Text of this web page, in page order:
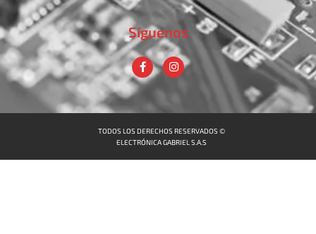
Síguenos
TODOS LOS DERECHOS RESERVADOS ©
ELECTRÓNICA GABRIEL S.A.S